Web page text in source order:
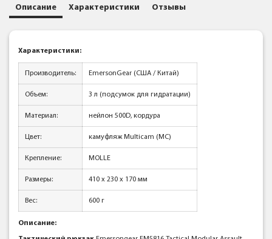
Описание Характеристики Отзывы
Характеристики:
Производитель: EmersonGear (США / Китай)
Объем: 3 л (подсумок для гидратации)
Материал: нейлон 500D, кордура
Цвет: камуфляж Multicam (MC)
Крепление: MOLLE
Размеры: 410 x 230 x 170 мм
Вес: 600 г
Описание: